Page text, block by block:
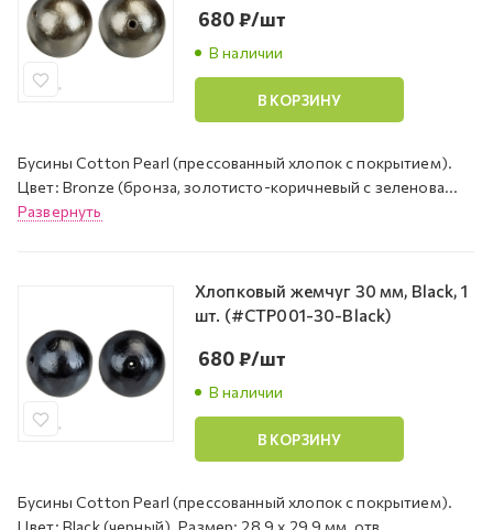
В наличии
680₽/шт
В КОРЗИНУ
Бусины Cotton Pearl (прессованный хлопок с покрытием).
Цвет: Bronze (бронза, золотисто-коричневый с зеленова...
Развернуть
Хлопковый жемчуг 30 мм, Black, 1
шт. (#CTP001-30-Black)
В наличии
680₽/шт
В КОРЗИНУ
Бусины Cotton Pearl (прессованный хлопок с покрытием).
Цвет: Black (черный). Размер: 28,9 х 29,9 мм, отв...